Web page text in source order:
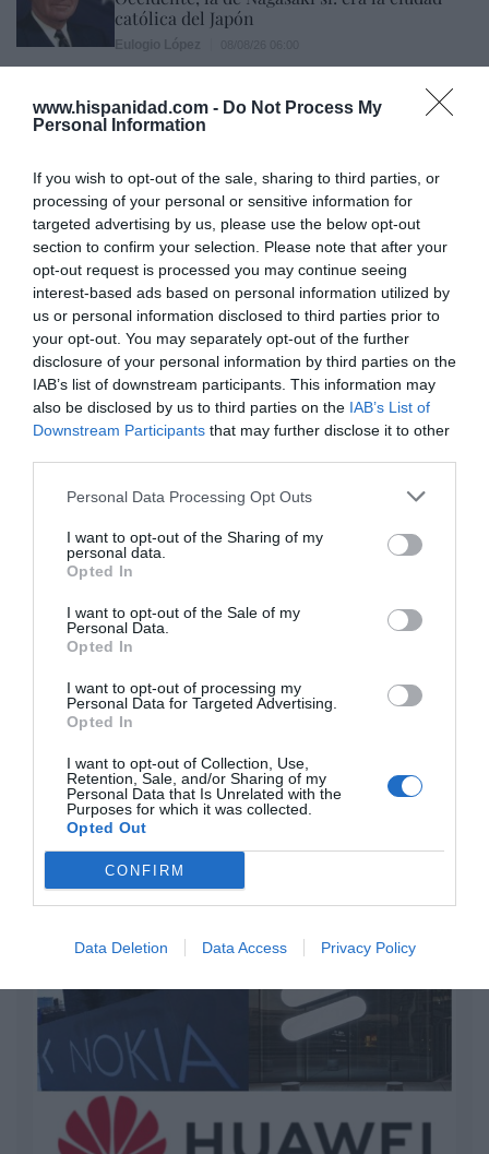
www.hispanidad.com - Do Not Process My
Personal Information
If you wish to opt-out of the sale, sharing to third parties, or
processing of your personal or sensitive information for
targeted advertising by us, please use the below opt-out
section to confirm your selection. Please note that after your
opt-out request is processed you may continue seeing
interest-based ads based on personal information utilized by
us or personal information disclosed to third parties prior to
your opt-out. You may separately opt-out of the further
disclosure of your personal information by third parties on the
IAB’s list of downstream participants. This information may
also be disclosed by us to third parties on the IAB’s List of
Downstream Participants that may further disclose it to other
Personal Data Processing Opt Outs
I want to opt-out of the Sharing of my
personal data.
Opted In
I want to opt-out of the Sale of my
Personal Data.
Opted In
I want to opt-out of processing my
Personal Data for Targeted Advertising.
Opted In
I want to opt-out of Collection, Use,
Retention, Sale, and/or Sharing of my
Personal Data that Is Unrelated with the
Purposes for which it was collected.
Opted Out
CONFIRM
Data Deletion Data Access Privacy Policy
católica del Japón
La batalla no es solo “híbrida” ni
“biopolítica”, sino espiritual... y la ganará la
Gabriel Galdón 08/08/26 06:00
Eslovaquia no admite el gaymonio...
bendecido en otros miembros de la Unión
Europea
08/08/26 06:00
Marcelo Gullo: “El trabajo de desmitificar la
historia, de poner la verdadera, de
desmontar la falsificación, es un trabajo
cristiano"
por Hispanidad
Artículos anteriores
Diario de la corrupción sanchista. Hazte
“Pedro Sánchez es un criminal”
por Redacción
Artículos anteriores
Opinión
Enormes minucias